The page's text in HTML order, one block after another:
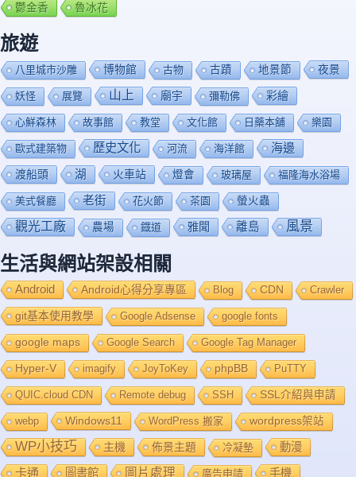
鬱金香 魯冰花
旅遊
八里城市沙雕 博物館 古物 古蹟 地景節 夜景
妖怪 展覽 山上 廟宇 彌勒佛 彩繪
心鮮森林 故事館 教堂 文化館 日藥本舖 樂園
歐式建築物 歷史文化 河流 海洋館 海邊
渡船頭 湖 火車站 燈會 玻璃屋 福隆海水浴場
美式餐廳 老街 花火節 茶園 螢火蟲
觀光工廠 農場 鐡道 雅聞 離島 風景
生活與網站架設相關
Android Android心得分享專區 Blog CDN Crawler
git基本使用教學 Google Adsense google fonts
google maps Google Search Google Tag Manager
Hyper-V imagify JoyToKey phpBB PuTTY
QUIC.cloud CDN Remote debug SSH SSL介紹與申請
webp Windows11 WordPress 搬家 wordpress架站
WP小技巧 主機 佈景主題 冷凝墊 動漫
卡通 圖書館 圖片處理 廣告申請 手機